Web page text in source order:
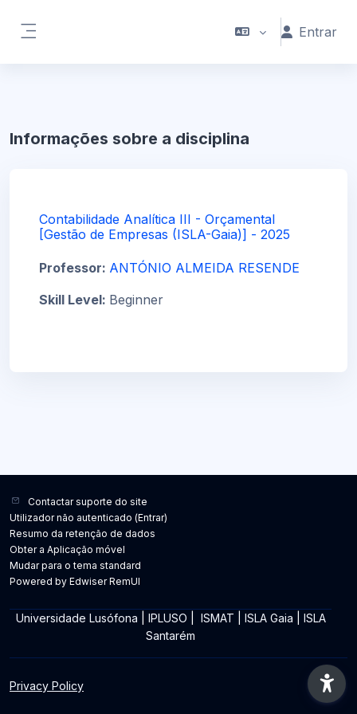
Entrar
Informações sobre a disciplina
Contabilidade Analítica III - Orçamental
[Gestão de Empresas (ISLA-Gaia)] - 2025
Professor: ANTÓNIO ALMEIDA RESENDE
Skill Level: Beginner
Contactar suporte do site
Utilizador não autenticado (Entrar)
Resumo da retenção de dados
Obter a Aplicação móvel
Mudar para o tema standard
Powered by Edwiser RemUI
Universidade Lusófona IPLUSO ISMAT ISLA Gaia
ISLA
Santarém
Privacy Policy